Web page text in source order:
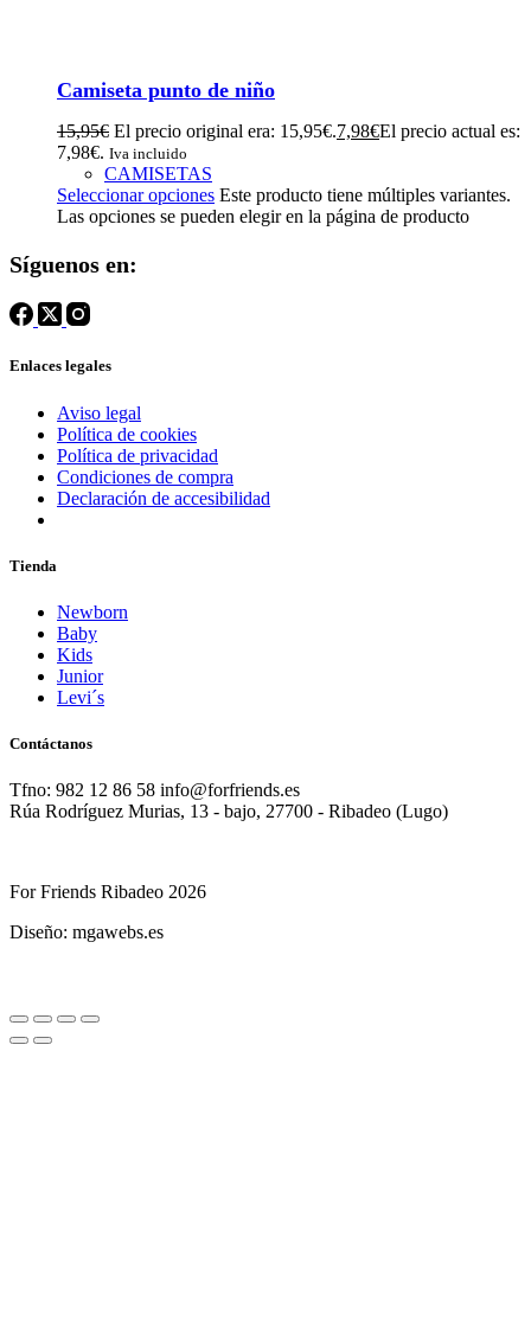
Camiseta punto de niño
15,95€ El precio original era: 15,95€.7,98€El precio actual es:
7,98€. Iva incluido
CAMISETAS
Seleccionar opciones Este producto tiene múltiples variantes.
Las opciones se pueden elegir en la página de producto
Síguenos en:
Enlaces legales
Aviso legal
Política de cookies
Política de privacidad
Condiciones de compra
Declaración de accesibilidad
Tienda
Newborn
Baby
Kids
Junior
Levi´s
Contáctanos
Tfno: 982 12 86 58 info@forfriends.es
Rúa Rodríguez Murias, 13 - bajo, 27700 - Ribadeo (Lugo)
For Friends Ribadeo 2026
Diseño: mgawebs.es